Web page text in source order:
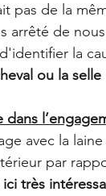
pas de la
arrêté de
la
ou la
dans
avec la
par
ici très